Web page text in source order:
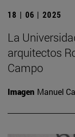
18 | 06 | 2025
La
arquitectos
Campo
Imagen Manuel